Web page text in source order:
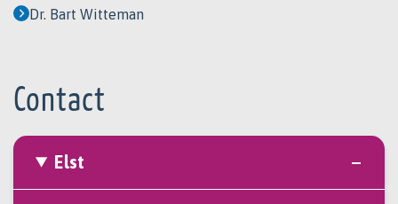
Dr. Bart Witteman
Contact
Elst